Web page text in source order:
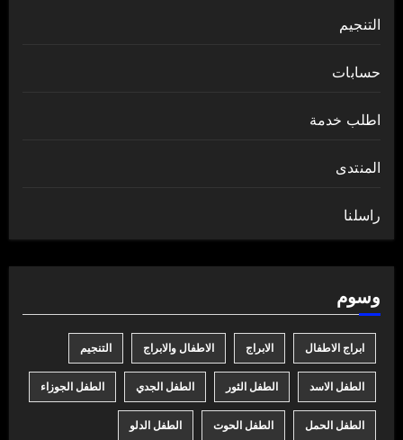
التنجيم
حسابات
اطلب خدمة
المنتدى
راسلنا
وسوم
ابراج الاطفال الابراج الاطفال والابراج التنجيم
الطفل الاسد الطفل الثور الطفل الجدي الطفل الجوزاء
الطفل الحمل الطفل الحوت الطفل الدلو